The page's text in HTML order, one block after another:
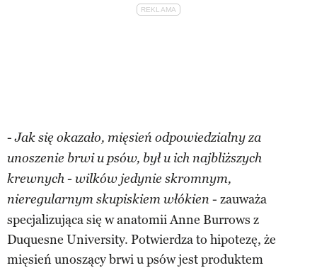
-Jak się okazało, mięsień odpowiedzialny za
unoszenie brwi u psów, był u ich najbliższych
krewnych - wilków jedynie skromnym,
nieregularnym skupiskiem włókien - zauważa
specjalizująca się w anatomii Anne Burrows z
Duquesne University. Potwierdza to hipotezę, że
mięsień unoszący brwi u psów jest produktem